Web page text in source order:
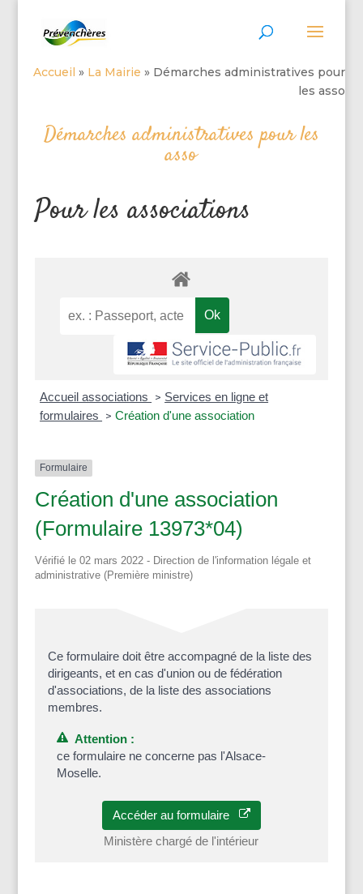
Accueil » La Mairie » Démarches administratives pour
les asso
Démarches administratives pour les
asso
Pour les associations
Accueil associations > Services en ligne et
formulaires
> Création d'une association
Formulaire
Création d'une association
(Formulaire 13973*04)
Vérifié le 02 mars 2022 - Direction de l'information légale et
administrative (Première ministre)
Ce formulaire doit être accompagné de la liste des
dirigeants, et en cas d'union ou de fédération
d'associations, de la liste des associations
membres.
Attention :
ce formulaire ne concerne pas l'Alsace-
Moselle.
Accéder au formulaire
Ministère chargé de l'intérieur